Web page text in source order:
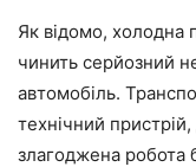
Як відомо, холодна
чинить серйозний
автомобіль.
технічний
злагоджена робота